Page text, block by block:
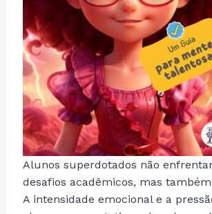
Alunos superdotados não
desafios acadêmicos, mas
A intensidade emocional e a